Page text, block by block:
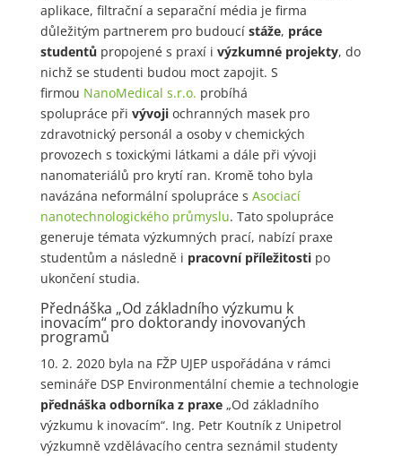
aplikace, filtrační a separační média je firma
důležitým partnerem pro budoucí stáže, práce
studentů propojené s praxí i výzkumné projekty, do
nichž se studenti budou moct zapojit. S
firmou NanoMedical s.r.o. probíhá
spolupráce při vývoji ochranných masek pro
zdravotnický personál a osoby v chemických
provozech s toxickými látkami a dále při vývoji
nanomateriálů pro krytí ran. Kromě toho byla
navázána neformální spolupráce s Asociací
nanotechnologického průmyslu. Tato spolupráce
generuje témata výzkumných prací, nabízí praxe
studentům a následně i pracovní příležitostipo
ukončení studia.
Přednáška „Od základního výzkumu k
inovacím“ pro doktorandy inovovaných
programů
10. 2. 2020 byla na FŽP UJEP uspořádána v rámci
semináře DSP Environmentální chemie a technologie
přednáška odborníka z praxe„Od základního
výzkumu k inovacím“. Ing. Petr Koutník z Unipetrol
výzkumně vzdělávacího centra seznámil studenty